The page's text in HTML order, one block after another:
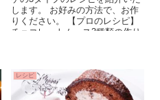
します。 お好みの方法で、お作
りください。 【プロのレシピ】
チョコレートムース3種類の作り
レシピ